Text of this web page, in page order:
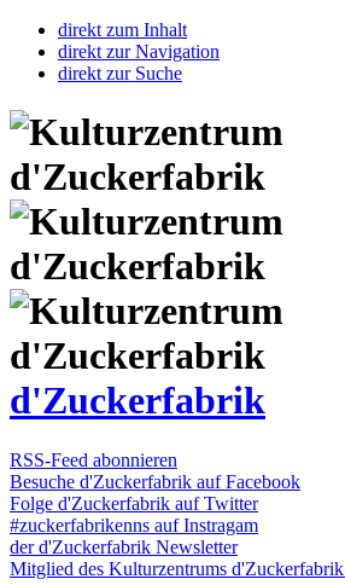
direkt zum Inhalt
direkt zur Navigation
direkt zur Suche
d'Zuckerfabrik
RSS-Feed abonnieren
Besuche d'Zuckerfabrik auf Facebook
Folge d'Zuckerfabrik auf Twitter
#zuckerfabrikenns auf Instragam
der d'Zuckerfabrik Newsletter
Mitglied des Kulturzentrums